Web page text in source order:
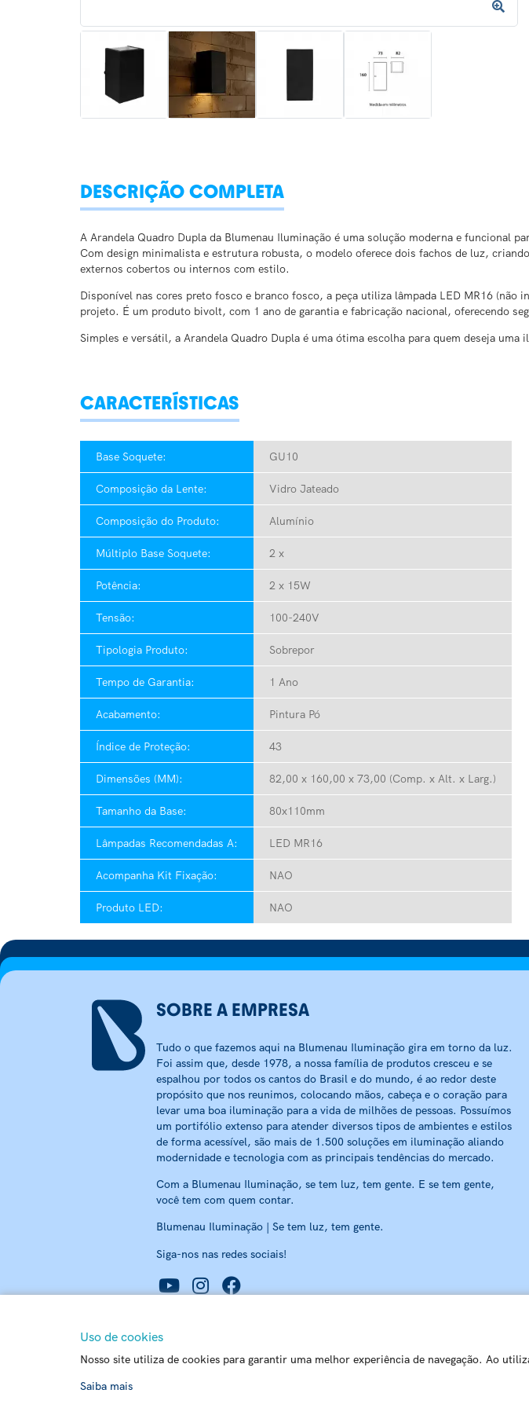
DESCRIÇÃO COMPLETA
A Arandela Quadro Dupla da Blumenau Iluminação é uma solução moderna e funcional
Com design minimalista e estrutura robusta, o modelo oferece dois fachos de luz,
externos cobertos ou internos com estilo.
Disponível nas cores preto fosco e branco fosco, a peça utiliza lâmpada LED MR16
projeto. É um produto bivolt, com 1 ano de garantia e fabricação nacional, oferecendo
Simples e versátil, a Arandela Quadro Dupla é uma ótima escolha para quem deseja
CARACTERÍSTICAS
Base Soquete: GU10
Composição da Lente: Vidro Jateado
Composição do Produto: Alumínio
Múltiplo Base Soquete: 2 x
Potência: 2 x 15W
Tensão: 100-240V
Tipologia Produto: Sobrepor
Tempo de Garantia: 1 Ano
Acabamento: Pintura Pó
Índice de Proteção: 43
Dimensões (MM): 82,00 x 160,00 x 73,00 (Comp. x Alt. x Larg.)
Tamanho da Base: 80x110mm
Lâmpadas Recomendadas A: LED MR16
Acompanha Kit Fixação: NAO
Produto LED: NAO
SOBRE A EMPRESA
Tudo o que fazemos aqui na Blumenau Iluminação gira em torno da luz.
Foi assim que, desde 1978, a nossa família de produtos cresceu e se
espalhou por todos os cantos do Brasil e do mundo, é ao redor deste
propósito que nos reunimos, colocando mãos, cabeça e o coração para
levar uma boa iluminação para a vida de milhões de pessoas. Possuímos
um portifólio extenso para atender diversos tipos de ambientes e estilos
de forma acessível, são mais de 1.500 soluções em iluminação aliando
modernidade e tecnologia com as principais tendências do mercado.
Com a Blumenau Iluminação, se tem luz, tem gente. E se tem gente,
você tem com quem contar.
Blumenau Iluminação | Se tem luz, tem gente.
Siga-nos nas redes sociais!
CNPJ:
Matriz - Rua Carlos Alberto Pamplona, 170 Passo Manso - 89032-520 - Blumenau -
Uso de cookies
Nosso site utiliza de cookies para garantir uma melhor experiência de navegação. Ao
Saiba mais